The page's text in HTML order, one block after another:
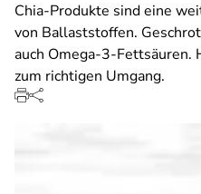
Chia-Produkte sind eine
von Ballaststoffen.
auch Omega-3-Fettsäuren.
zum richtigen Umgang.